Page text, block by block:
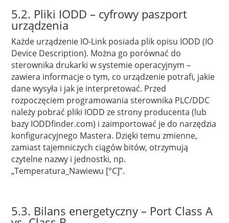
5.2. Pliki IODD – cyfrowy paszport
urządzenia
Każde urządzenie IO-Link posiada plik opisu IODD (IO
Device Description). Można go porównać do
sterownika drukarki w systemie operacyjnym –
zawiera informacje o tym, co urządzenie potrafi, jakie
dane wysyła i jak je interpretować. Przed
rozpoczęciem programowania sterownika PLC/DDC
należy pobrać pliki IODD ze strony producenta (lub
bazy IODDfinder.com) i zaimportować je do narzędzia
konfiguracyjnego Mastera. Dzięki temu zmienne,
zamiast tajemniczych ciągów bitów, otrzymują
czytelne nazwy i jednostki, np.
„Temperatura_Nawiewu [°C]”.
5.3. Bilans energetyczny – Port Class A